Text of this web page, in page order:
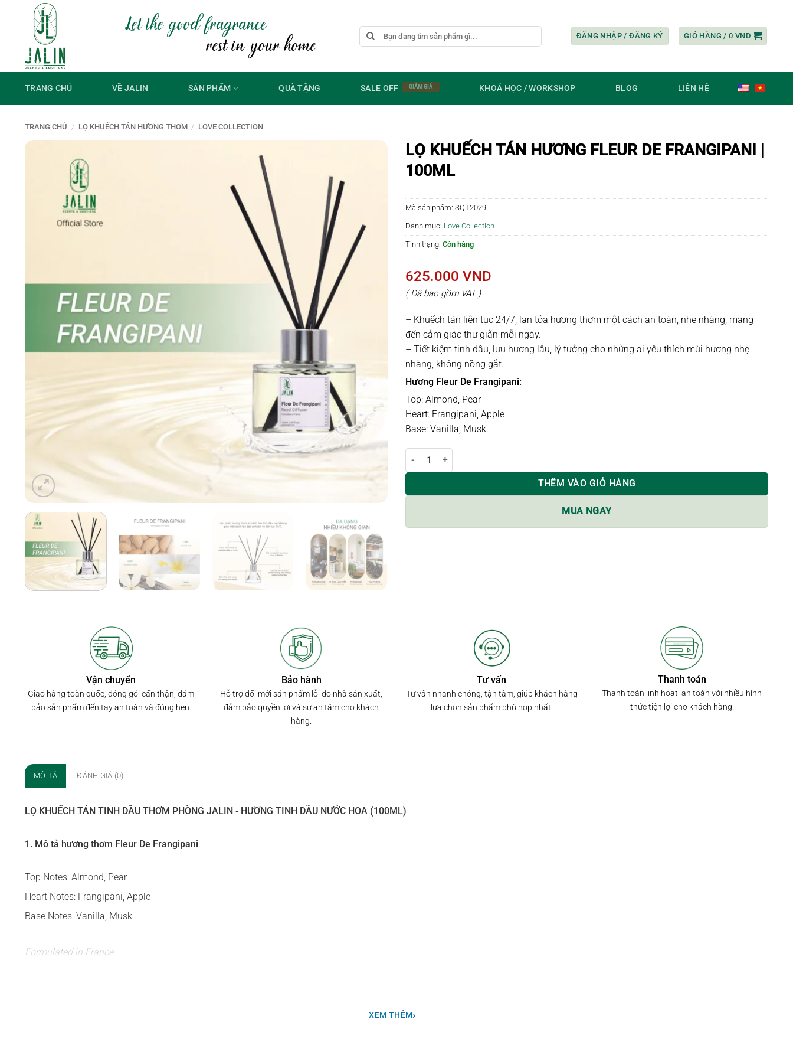
Let the good fragrance
rest in your home
Tìm
kiếm:
ĐĂNG NHẬP / ĐĂNG KÝ GIỎ HÀNG /0 VND
TRANG CHỦ VỀ JALIN SẢN PHẨM QUÀ TẶNG SALE OFF KHOÁ HỌC / WORKSHOP BLOG LIÊN HỆ
TRANG CHỦ / LỌ KHUẾCH TÁN HƯƠNG THƠM / LOVE COLLECTION
LỌ KHUẾCH TÁN HƯƠNG FLEUR DE FRANGIPANI |
100ML
Mã sản phẩm: SQT2029
Danh mục: Love Collection
Tình trạng: Còn hàng
625.000 VND
( Đã bao gồm VAT )
– Khuếch tán liên tục 24/7, lan tỏa hương thơm một cách an toàn, nhẹ nhàng, mang
đến cảm giác thư giãn mỗi ngày.
– Tiết kiệm tinh dầu, lưu hương lâu, lý tưởng cho những ai yêu thích mùi hương nhẹ
nhàng, không nồng gắt.
Hương Fleur De Frangipani:
Top: Almond, Pear
Heart: Frangipani, Apple
Base: Vanilla, Musk
Lọ khuếch tán hương FLEUR DE FRANGIPANI | 100ml số lượng
THÊM VÀO GIỎ HÀNG
MUA NGAY
Vận chuyển
Giao hàng toàn quốc, đóng gói cẩn thận, đảm
bảo sản phẩm đến tay an toàn và đúng hẹn.
Bảo hành
Hỗ trợ đổi mới sản phẩm lỗi do nhà sản xuất,
đảm bảo quyền lợi và sự an tâm cho khách
hàng.
Tư vấn
Tư vấn nhanh chóng, tận tâm, giúp khách hàng
lựa chọn sản phẩm phù hợp nhất.
Thanh toán
Thanh toán linh hoạt, an toàn với nhiều hình
thức tiện lợi cho khách hàng.
MÔ TẢ ĐÁNH GIÁ (0)
LỌ KHUẾCH TÁN TINH DẦU THƠM PHÒNG JALIN - HƯƠNG TINH DẦU NƯỚC HOA (100ML)
1. Mô tả hương thơm Fleur De Frangipani
Top Notes: Almond, Pear
Heart Notes: Frangipani, Apple
Base Notes: Vanilla, Musk
Formulated in France
XEM THÊM›